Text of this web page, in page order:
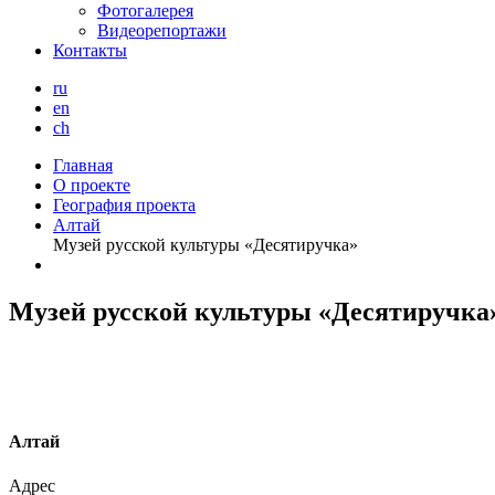
Фотогалерея
Видеорепортажи
Контакты
ru
en
ch
Главная
О проекте
География проекта
Алтай
Музей русской культуры «Десятиручка»
Музей русской культуры
Алтай
Адрес